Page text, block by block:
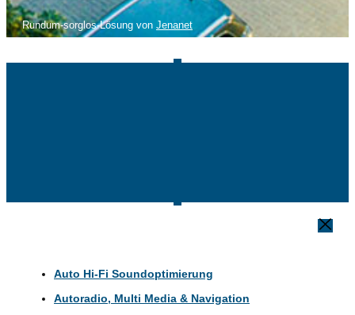
Rundum-sorglos-Lösung von Jenanet
Auto Hi-Fi Soundoptimierung
Autoradio, Multi Media & Navigation